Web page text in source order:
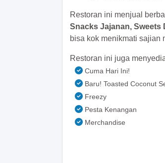
Restoran ini menjual
Snacks Jajanan, Sweets
bisa kok menikmati sajian
Restoran ini juga
Cuma Hari Ini!
Baru! Toasted Coconut
Freezy
Pesta Kenangan
Merchandise